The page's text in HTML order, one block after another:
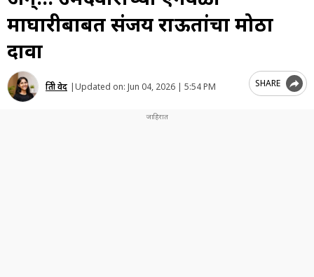
माघारीबाबत संजय राऊतांचा मोठा
दावा
प्रिती वेद |Updated on: Jun 04, 2026 | 5:54 PM SHARE